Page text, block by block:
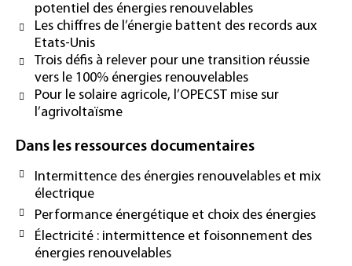
potentiel des énergies renouvelables
Les chiffres de l’énergie battent des records aux
Etats-Unis
Trois défis à relever pour une transition réussie
vers le 100% énergies renouvelables
Pour le solaire agricole, l’OPECST mise sur
l’agrivoltaïsme
Dans les ressources documentaires
Intermittence des énergies renouvelables et mix
électrique
Performance énergétique et choix des énergies
Électricité : intermittence et foisonnement des
énergies renouvelables